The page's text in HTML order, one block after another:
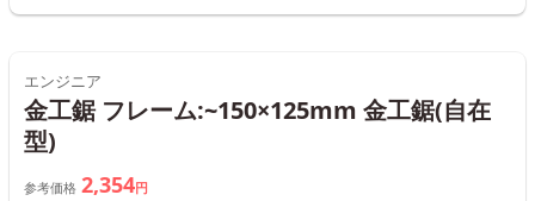
エンジニア
金工鋸 フレーム:~150×125mm 金工鋸(自在
型)
参考価格 2,354円